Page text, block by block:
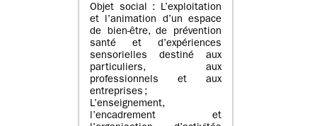
Objet social : L’exploitation
et l’animation d’un espace
de bien-être, de prévention
santé et d’expériences
sensorielles destiné aux
particuliers, aux
professionnels et aux
entreprises ;
L’enseignement,
l’encadrement et